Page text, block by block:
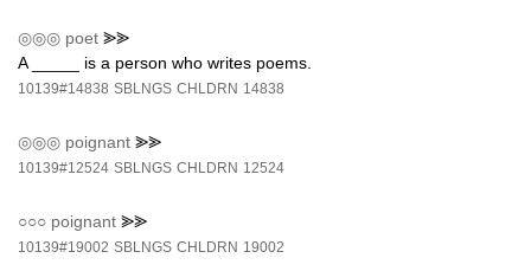
◎◎◎ poet ⪢⪢
A _____ is a person who writes poems.
10139#14838 SBLNGS CHLDRN 14838
◎◎◎ poignant ⪢⪢
10139#12524 SBLNGS CHLDRN 12524
○○○ poignant ⪢⪢
10139#19002 SBLNGS CHLDRN 19002